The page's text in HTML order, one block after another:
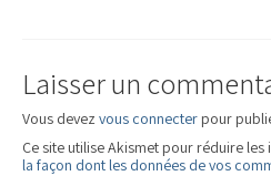
Laisser un
Vous devez vous connecter pour
Ce site utilise Akismet pour réduire les
la façon dont les données de vos